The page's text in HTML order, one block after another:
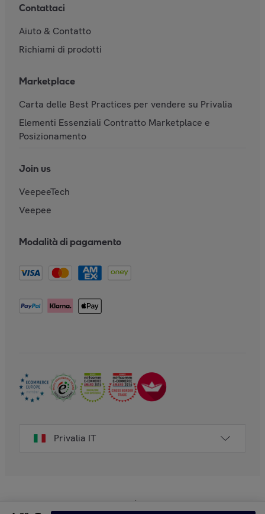
Contattaci
Aiuto & Contatto
Richiami di prodotti
Marketplace
Carta delle Best Practices per vendere su Privalia
Elementi Essenziali Contratto Marketplace e
Posizionamento
Join us
VeepeeTech
Veepee
Modalità di pagamento
Privalia IT